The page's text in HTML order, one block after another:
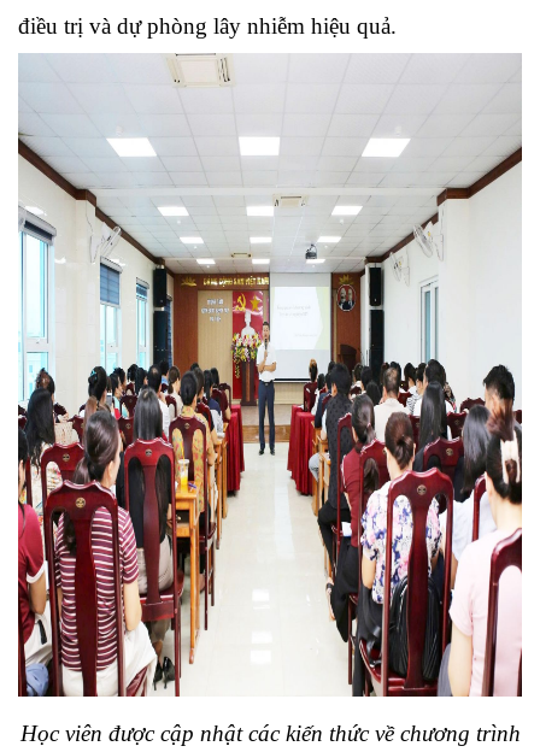
điều trị và dự phòng lây nhiễm hiệu quả.
Học viên được cập nhật các kiến thức về chương trình